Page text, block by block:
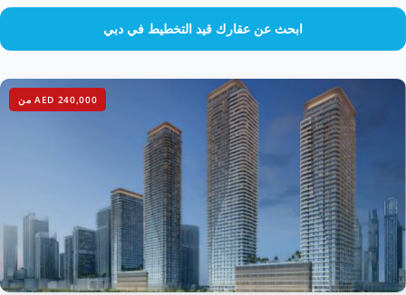
ابحث عن عقارك قيد التخطيط في دبي
AED 240,000 من